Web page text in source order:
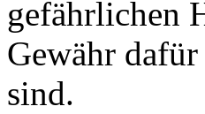
gefährlichen
Gewähr
sind.